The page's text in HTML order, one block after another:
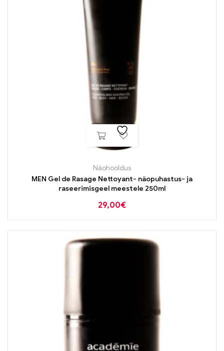
Näohooldus
MEN Gel de Rasage Nettoyant- näopuhastus- ja
raseerimisgeel meestele 250ml
29,00€